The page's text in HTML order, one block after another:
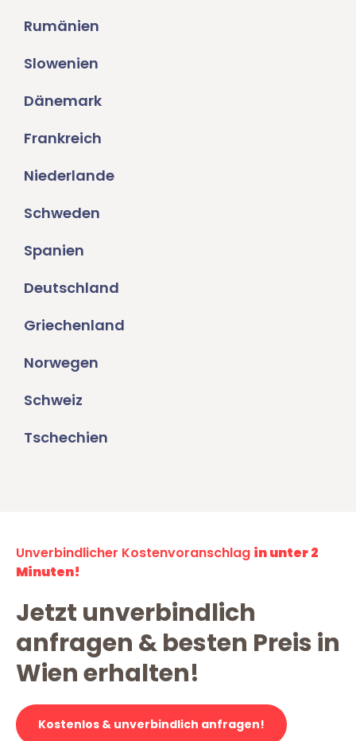
Rumänien
Slowenien
Dänemark
Frankreich
Niederlande
Schweden
Spanien
Deutschland
Griechenland
Norwegen
Schweiz
Tschechien
Unverbindlicher Kostenvoranschlag in unter 2
Minuten!
Jetzt unverbindlich
anfragen & besten Preis in
Wien erhalten!
Kostenlos & unverbindlich anfragen!